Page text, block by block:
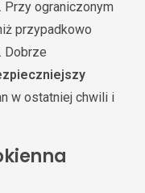
Przy ograniczonym
przypadkowo
Dobrze
w ostatniej chwili i